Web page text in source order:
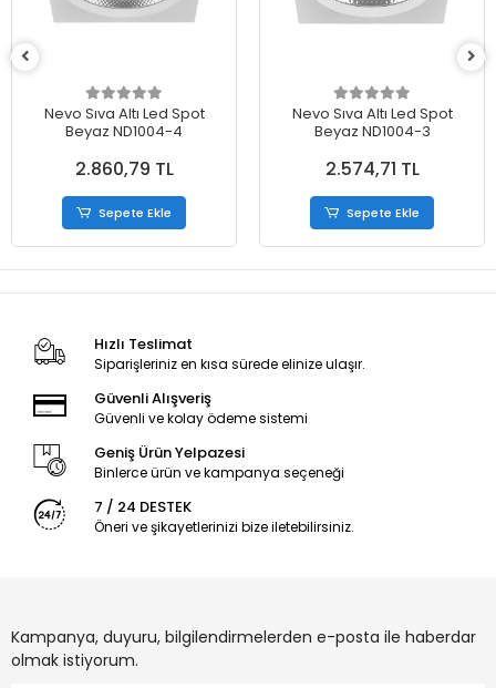
Nevo Sıva Altı Led Spot
Beyaz ND1004-4
2.860,79 TL
Sepete Ekle
Nevo Sıva Altı Led Spot
Beyaz ND1004-3
2.574,71 TL
Sepete Ekle
Hızlı Teslimat
Siparişleriniz en kısa sürede elinize ulaşır.
Güvenli Alışveriş
Güvenli ve kolay ödeme sistemi
Geniş Ürün Yelpazesi
Binlerce ürün ve kampanya seçeneği
7 / 24 DESTEK
Öneri ve şikayetlerinizi bize iletebilirsiniz.
Kampanya, duyuru, bilgilendirmelerden e-posta ile haberdar
olmak istiyorum.